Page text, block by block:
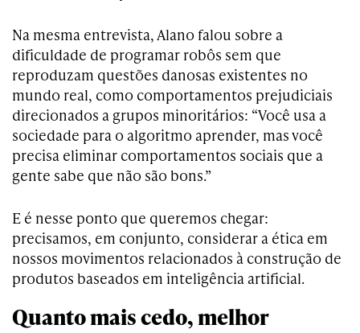
Na mesma entrevista, Alano falou sobre a
dificuldade de programar robôs sem que
reproduzam questões danosas existentes no
mundo real, como comportamentos prejudiciais
direcionados a grupos minoritários: “Você usa a
sociedade para o algoritmo aprender, mas você
precisa eliminar comportamentos sociais que a
gente sabe que não são bons.”
E é nesse ponto que queremos chegar:
precisamos, em conjunto, considerar a ética em
nossos movimentos relacionados à construção de
produtos baseados em inteligência artificial.
Quanto mais cedo, melhor